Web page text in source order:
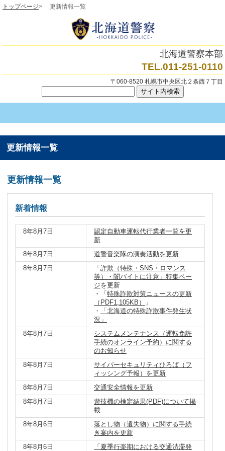
トップページ> 更新情報一覧
北海道警察本部
TEL.011-251-0110
〒060-8520 札幌市中央区北２条西７丁目
更新情報一覧
更新情報一覧
新着情報
8年8月7日
認定自動車運転代行業者一覧を更
新
8年8月7日
道警音楽隊の演奏活動を更新
8年8月7日
「 詐欺（特殊・SNS・ロマンス
等）・闇バイトに注意」特集ペー
ジを更新
・「 特殊詐欺対策ニュースの更新
（PDF1,105KB）
」
・
「北海道の特殊詐欺事件発生状
況」
8年8月7日
システムメンテナンス（運転免許
手続のオンライン予約）に関する
のお知らせ
8年8月7日
サイバーセキュリティひろば（フ
ィッシング予報）を更新
8年8月7日
交通安全情報を更新
8年8月7日
遊技機の検定結果(PDF)について掲
載
8年8月6日
落とし物（遺失物）に関する手続
き案内を更新
8年8月6日
「夏季行楽期における交通渋滞発